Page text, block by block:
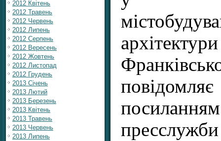
2012 Квітень
2012 Травень
2012 Червень
2012 Липень
2012 Серпень
2012 Вересень
2012 Жовтень
2012 Листопад
2012 Грудень
2013 Січень
2013 Лютий
2013 Березень
2013 Квітень
2013 Травень
2013 Червень
2013 Липень